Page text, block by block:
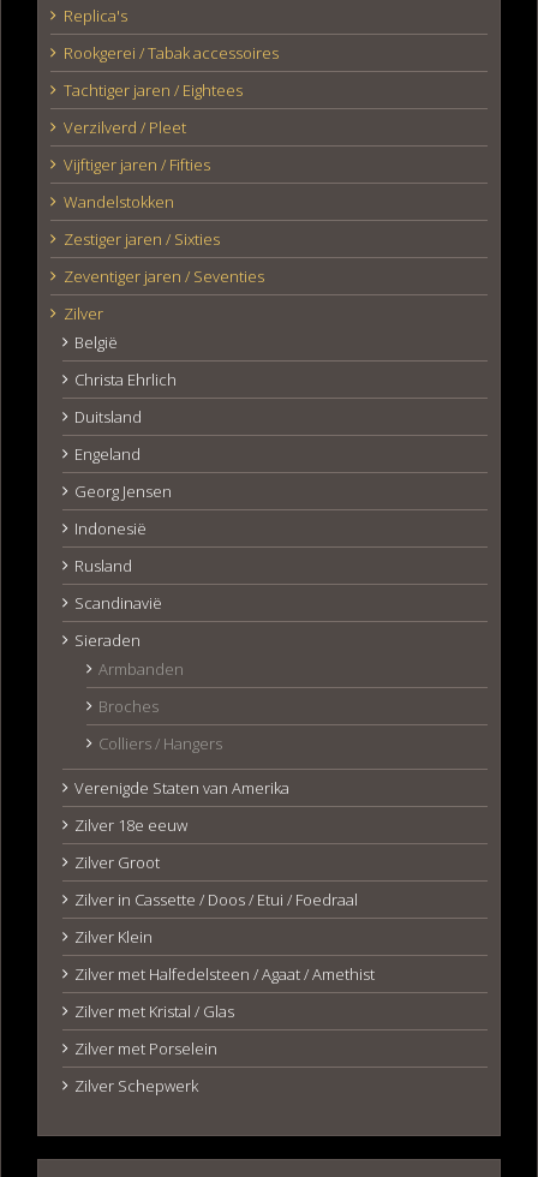
Replica's
Rookgerei / Tabak accessoires
Tachtiger jaren / Eightees
Verzilverd / Pleet
Vijftiger jaren / Fifties
Wandelstokken
Zestiger jaren / Sixties
Zeventiger jaren / Seventies
Zilver
België
Christa Ehrlich
Duitsland
Engeland
Georg Jensen
Indonesië
Rusland
Scandinavië
Sieraden
Armbanden
Broches
Colliers / Hangers
Verenigde Staten van Amerika
Zilver 18e eeuw
Zilver Groot
Zilver in Cassette / Doos / Etui / Foedraal
Zilver Klein
Zilver met Halfedelsteen / Agaat / Amethist
Zilver met Kristal / Glas
Zilver met Porselein
Zilver Schepwerk